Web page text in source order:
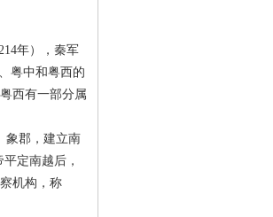
年），秦军
粤中和粤西的
西有一部分属
象郡，建立南
定南越后，
机构，称